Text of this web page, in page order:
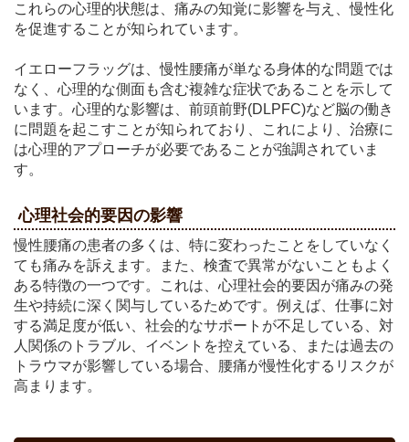
これらの心理的状態は、痛みの知覚に影響を与え、慢性化
を促進することが知られています。
イエローフラッグは、慢性腰痛が単なる身体的な問題では
なく、心理的な側面も含む複雑な症状であることを示して
います。心理的な影響は、前頭前野(DLPFC)など脳の働き
に問題を起こすことが知られており、これにより、治療に
は心理的アプローチが必要であることが強調されていま
す。
心理社会的要因の影響
慢性腰痛の患者の多くは、特に変わったことをしていなく
ても痛みを訴えます。また、検査で異常がないこともよく
ある特徴の一つです。これは、心理社会的要因が痛みの発
生や持続に深く関与しているためです。例えば、仕事に対
する満足度が低い、社会的なサポートが不足している、対
人関係のトラブル、イベントを控えている、または過去の
トラウマが影響している場合、腰痛が慢性化するリスクが
高まります。